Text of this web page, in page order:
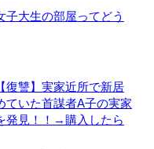
子大生の部屋ってどう
復讐】実家近所で新居
ていた首謀者A子の実家
発見！！→購入したら